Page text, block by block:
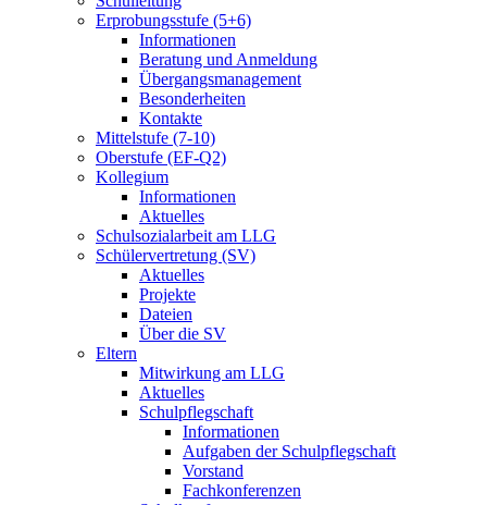
Erprobungsstufe (5+6)
Informationen
Beratung und Anmeldung
Übergangsmanagement
Besonderheiten
Kontakte
Mittelstufe (7-10)
Oberstufe (EF-Q2)
Kollegium
Informationen
Aktuelles
Schulsozialarbeit am LLG
Schülervertretung (SV)
Aktuelles
Projekte
Dateien
Über die SV
Eltern
Mitwirkung am LLG
Aktuelles
Schulpflegschaft
Informationen
Aufgaben der Schulpflegschaft
Vorstand
Fachkonferenzen